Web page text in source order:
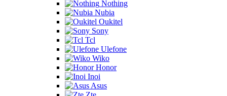
Nothing
Nubia
Oukitel
Sony
Tcl
Ulefone
Wiko
Honor
Inoi
Asus